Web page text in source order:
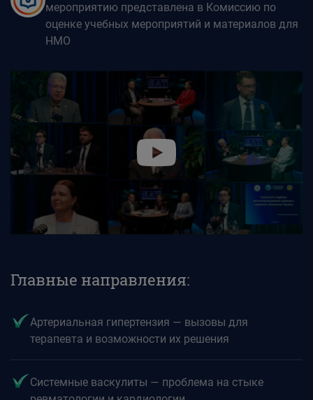
мероприятию представлена в Комиссию по
оценке учебных мероприятий и материалов для
НМО
Главные направления:
Артериальная гипертензия — вызовы для
терапевта и возможности их решения
Системные васкулиты — проблема на стыке